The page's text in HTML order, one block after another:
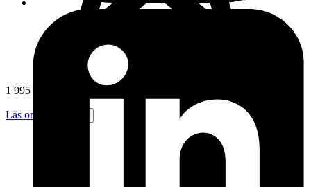
1 995 omdömen
Läs omdömen